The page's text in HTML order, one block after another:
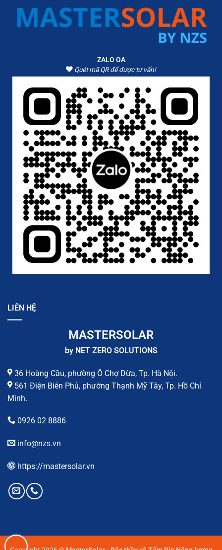
ZALO OA
Quét mã QR để được tư vấn!
LIÊN HỆ
MASTERSOLAR
by NET ZERO SOLUTIONS
36 Hoàng Cầu, phường Ô Chợ Dừa, Tp. Hà Nội.
561 Điện Biên Phủ, phường Thạnh Mỹ Tây, Tp. Hồ Chí
Minh.
0926 02 8886
info@nzs.vn
https://mastersolar.vn